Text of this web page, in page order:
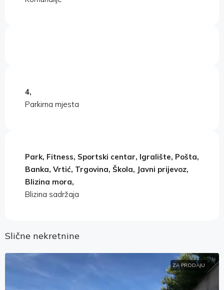
4,
Parkirna mjesta
Park, Fitness, Sportski centar, Igralište, Pošta,
Banka, Vrtić, Trgovina, Škola, Javni prijevoz,
Blizina mora,
Blizina sadržaja
Slične nekretnine
ZA PRODAJU